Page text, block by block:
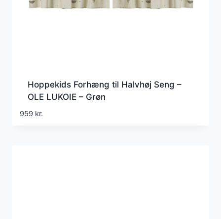
Hoppekids Forhæng til Halvhøj Seng –
OLE LUKOIE – Grøn
959 kr.